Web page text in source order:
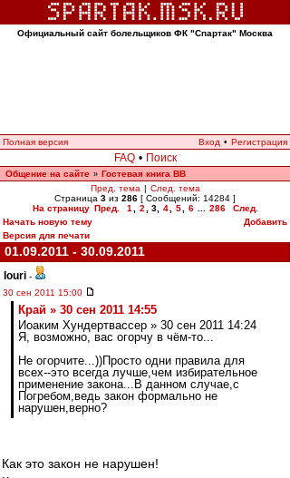
Официальный сайт болельщиков ФК "Спартак" Москва
Полная версия Вход • Регистрация
FAQ • Поиск
Общение на сайте » Гостевая книга ВВ
Пред. тема | След. тема
Страница 3 из 286 [ Сообщений: 14284 ]
На страницу Пред. 1 2 3, 4 5 6 286
След.
Начать новую тему
Добавить
Версия для печати
01.09.2011 - 30.09.2011
Iouri -
30 сен 2011 15:00
Край » 30 сен 2011 14:55
Иоаким Хундертвассер » 30 сен 2011 14:24
Я, возможно, вас огорчу в чём-то...
Не огорчите...))Просто одни правила для
всех--это всегда лучше,чем избирательное
применение закона...В данном случае,с
Погребом,ведь закон формально не
нарушен,верно?
Как это закон не нарушен!